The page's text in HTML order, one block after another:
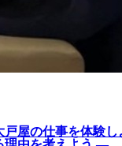
戸屋の仕事を体験